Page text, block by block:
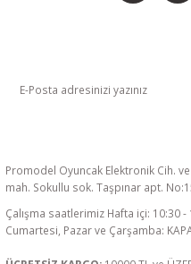
Promodel Oyuncak Elektronik Cih.
mah. Sokullu sok. Taşpınar apt.
Çalışma saatlerimiz Hafta içi: 10:30 -
Cumartesi, Pazar ve Çarşamba: